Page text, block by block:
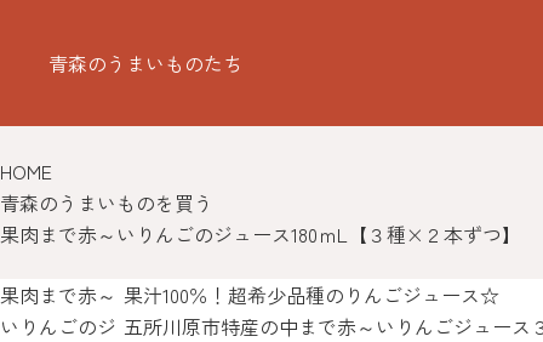
青森のうまいものたち
HOME
青森のうまいものを買う
果肉まで赤～いりんごのジュース180ｍL【３種×２本ずつ】
果肉まで赤～
いりんごのジ
果汁100％！超希少品種のりんごジュース☆
五所川原市特産の中まで赤～いりんごジュー